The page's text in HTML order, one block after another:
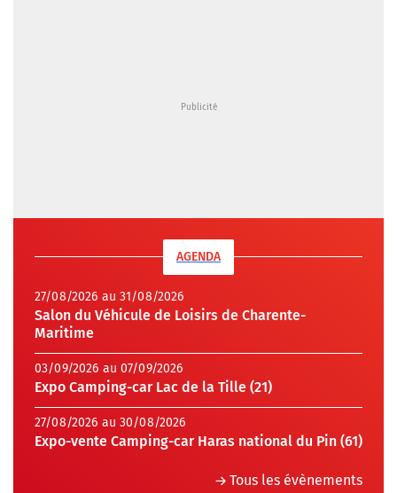
AGENDA
27/08/2026 au 31/08/2026
Salon du Véhicule de Loisirs de Charente-
Maritime
03/09/2026 au 07/09/2026
Expo Camping-car Lac de la Tille (21)
27/08/2026 au 30/08/2026
Expo-vente Camping-car Haras national du Pin (61)
Tous les évènements